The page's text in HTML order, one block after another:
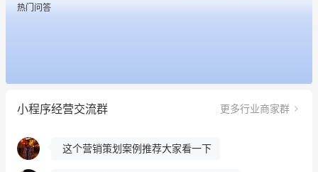
热门问答
小程序经营交流群 更多行业商家群
冰墩墩货源充足需要的联系我